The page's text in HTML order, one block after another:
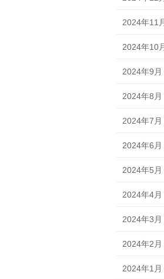
2024年11
2024年10
2024年9月
2024年8月
2024年7月
2024年6月
2024年5月
2024年4月
2024年3月
2024年2月
2024年1月